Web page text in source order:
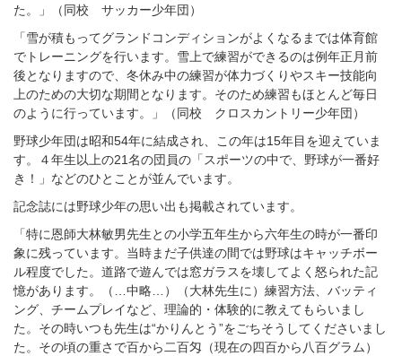
た。」（同校 サッカー少年団）
「雪が積もってグランドコンディションがよくなるまでは体育館
でトレーニングを行います。雪上で練習ができるのは例年正月前
後となりますので、冬休み中の練習が体力づくりやスキー技能向
上のための大切な期間となります。そのため練習もほとんど毎日
のように行っています。」（同校 クロスカントリー少年団）
野球少年団は昭和54年に結成され、この年は15年目を迎えていま
す。４年生以上の21名の団員の「スポーツの中で、野球が一番好
き！」などのひとことが並んでいます。
記念誌には野球少年の思い出も掲載されています。
「特に恩師大林敏男先生との小学五年生から六年生の時が一番印
象に残っています。当時まだ子供達の間では野球はキャッチボー
ル程度でした。道路で遊んでは窓ガラスを壊してよく怒られた記
憶があります。（…中略…）（大林先生に）練習方法、バッティ
ング、チームプレイなど、理論的・体験的に教えてもらいまし
た。その時いつも先生は“かりんとう”をごちそうしてくださいまし
た。その頃の重さで百から二百匁（現在の四百から八百グラム）